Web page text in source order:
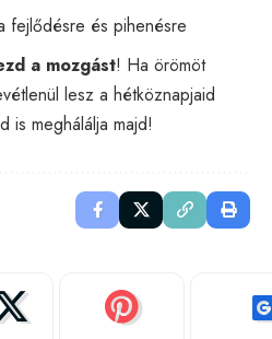
fejlődésre és pihenésre
a mozgást! Ha örömöt
lesz a hétköznapjaid
is meghálálja majd!